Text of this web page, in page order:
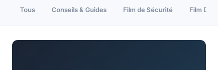
Tous Conseils & Guides Film de Sécurité Film